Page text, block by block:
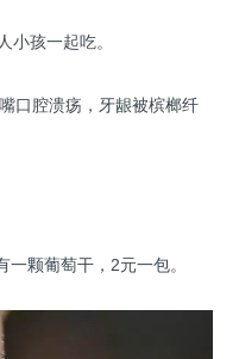
小孩一起吃。
口腔溃疡，牙龈被槟榔纤
一颗葡萄干，2元一包。